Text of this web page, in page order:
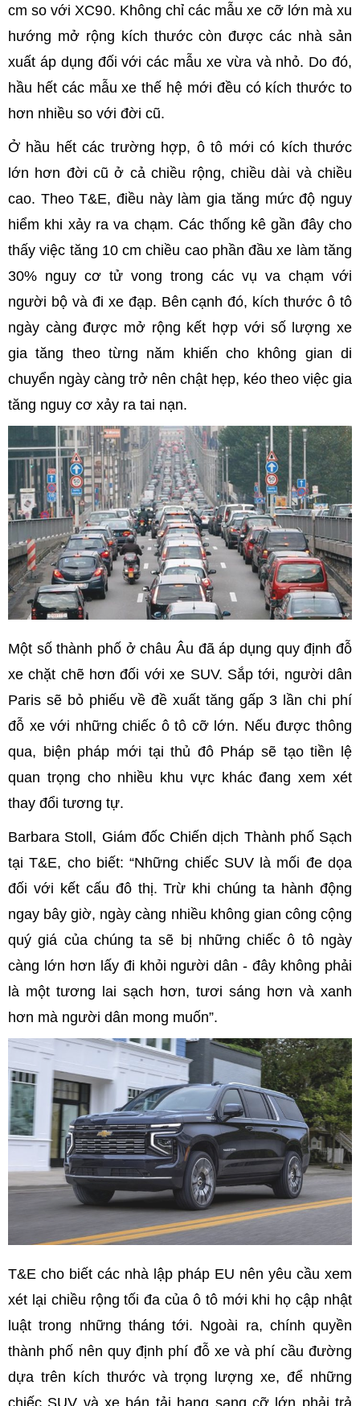
cm so với XC90. Không chỉ các mẫu xe cỡ lớn mà xu
hướng mở rộng kích thước còn được các nhà sản
xuất áp dụng đối với các mẫu xe vừa và nhỏ. Do đó,
hầu hết các mẫu xe thế hệ mới đều có kích thước to
hơn nhiều so với đời cũ.
Ở hầu hết các trường hợp, ô tô mới có kích thước
lớn hơn đời cũ ở cả chiều rộng, chiều dài và chiều
cao. Theo T&E, điều này làm gia tăng mức độ nguy
hiểm khi xảy ra va chạm. Các thống kê gần đây cho
thấy việc tăng 10 cm chiều cao phần đầu xe làm tăng
30% nguy cơ tử vong trong các vụ va chạm với
người bộ và đi xe đạp. Bên cạnh đó, kích thước ô tô
ngày càng được mở rộng kết hợp với số lượng xe
gia tăng theo từng năm khiến cho không gian di
chuyển ngày càng trở nên chật hẹp, kéo theo việc gia
tăng nguy cơ xảy ra tai nạn.
Một số thành phố ở châu Âu đã áp dụng quy định đỗ
xe chặt chẽ hơn đối với xe SUV. Sắp tới, người dân
Paris sẽ bỏ phiếu về đề xuất tăng gấp 3 lần chi phí
đỗ xe với những chiếc ô tô cỡ lớn. Nếu được thông
qua, biện pháp mới tại thủ đô Pháp sẽ tạo tiền lệ
quan trọng cho nhiều khu vực khác đang xem xét
thay đổi tương tự.
Barbara Stoll, Giám đốc Chiến dịch Thành phố Sạch
tại T&E, cho biết: “Những chiếc SUV là mối đe dọa
đối với kết cấu đô thị. Trừ khi chúng ta hành động
ngay bây giờ, ngày càng nhiều không gian công cộng
quý giá của chúng ta sẽ bị những chiếc ô tô ngày
càng lớn hơn lấy đi khỏi người dân - đây không phải
là một tương lai sạch hơn, tươi sáng hơn và xanh
hơn mà người dân mong muốn”.
T&E cho biết các nhà lập pháp EU nên yêu cầu xem
xét lại chiều rộng tối đa của ô tô mới khi họ cập nhật
luật trong những tháng tới. Ngoài ra, chính quyền
thành phố nên quy định phí đỗ xe và phí cầu đường
dựa trên kích thước và trọng lượng xe, để những
chiếc SUV và xe bán tải hạng sang cỡ lớn phải trả